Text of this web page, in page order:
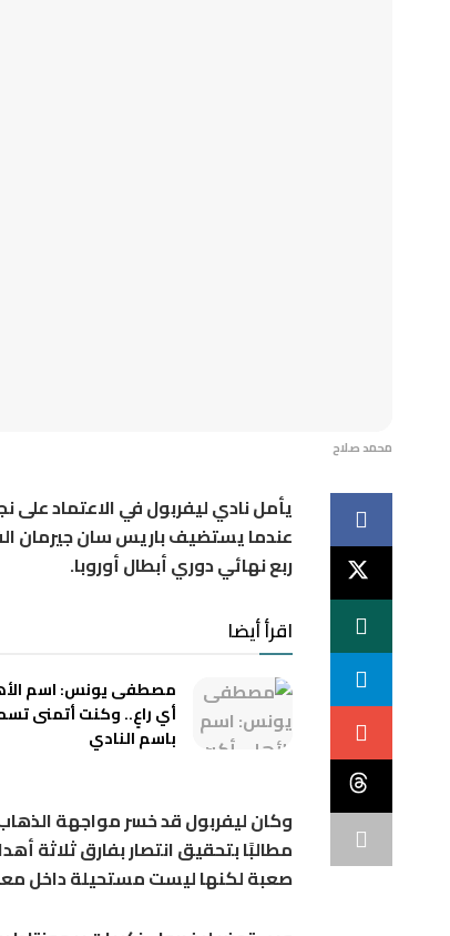
محمد صلاح
يأمل نادي ليفربول في الاعتماد على
عندما يستضيف باريس سان جيرمان
ربع نهائي دوري أبطال أوروبا.
اقرأ أيضا
مصطفى يونس: اسم
أي راعٍ.. وكنت أتمنى
باسم النادي
وكان ليفربول قد خسر مواجهة
مطالبًا بتحقيق انتصار بفارق
صعبة لكنها ليست مستحيلة داخل